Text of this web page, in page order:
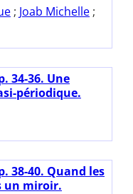
; Joab Michelle ;
34-36. Une
périodique.
38-40. Quand les
un miroir.